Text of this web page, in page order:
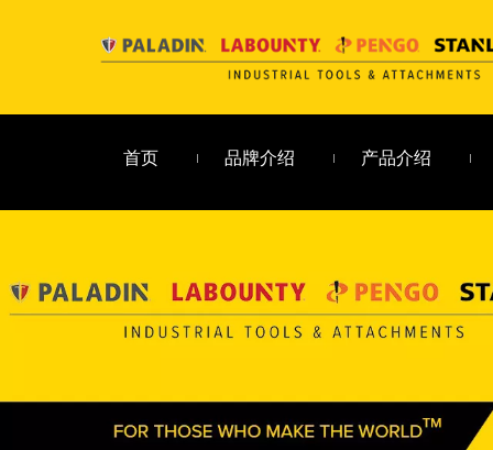
首页 品牌介绍 产品介绍